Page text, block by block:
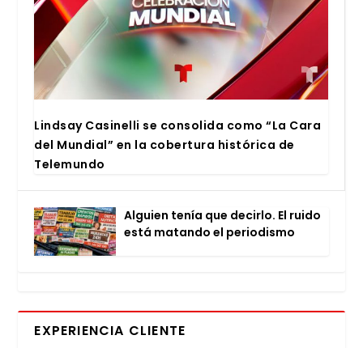
Lind­say Casi­ne­lli se con­so­li­da como “La Cara
del Mun­dial” en la cober­tu­ra his­tó­ri­ca de
Tele­mun­do
Alguien tenía que decir­lo. El rui­do
está matan­do el perio­dis­mo
EXPERIENCIA CLIENTE